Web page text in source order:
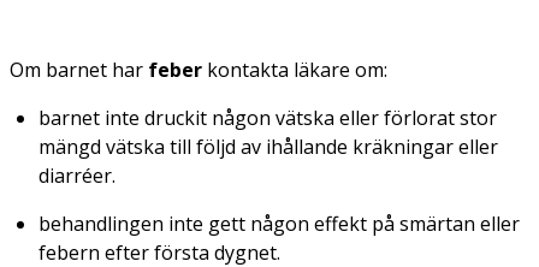
Om barnet har feber kontakta läkare om:
barnet inte druckit någon vätska eller förlorat stor
mängd vätska till följd av ihållande kräkningar eller
diarréer.
behandlingen inte gett någon effekt på smärtan eller
febern efter första dygnet.